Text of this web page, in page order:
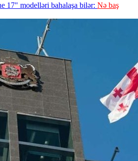
17" modelləri bahalaşa bilər: Nə baş